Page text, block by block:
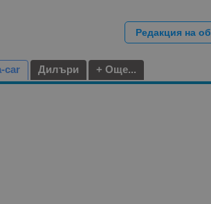
Редакция на
car Дилъри + Още...